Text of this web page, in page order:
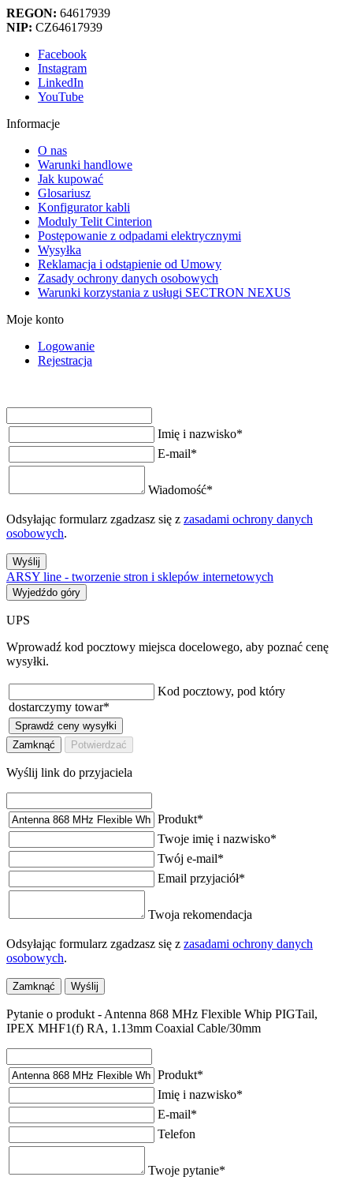
REGON: 64617939
NIP: CZ64617939
Facebook
Instagram
LinkedIn
YouTube
Informacje
O nas
Warunki handlowe
Jak kupować
Glosariusz
Konfigurator kabli
Moduly Telit Cinterion
Postępowanie z odpadami elektrycznymi
Wysyłka
Reklamacja i odstąpienie od Umowy
Zasady ochrony danych osobowych
Warunki korzystania z usługi SECTRON NEXUS
Moje konto
Logowanie
Rejestracja
Imię i nazwisko*
E-mail*
Wiadomość*
Odsyłając formularz zgadzasz się z zasadami ochrony danych
osobowych.
Wyślij
ARSY line - tworzenie stron i sklepów internetowych
Wyjedźdo góry
UPS
Wprowadź kod pocztowy miejsca docelowego, aby poznać cenę
wysyłki.
Kod pocztowy, pod który
dostarczymy towar*
Sprawdź ceny wysyłki
Zamknąć
Potwierdzać
Wyślij link do przyjaciela
Produkt*
Twoje imię i nazwisko*
Twój e-mail*
Email przyjaciół*
Twoja rekomendacja
Odsyłając formularz zgadzasz się z zasadami ochrony danych
osobowych.
Zamknąć Wyślij
Pytanie o produkt - Antenna 868 MHz Flexible Whip PIGTail,
IPEX MHF1(f) RA, 1.13mm Coaxial Cable/30mm
Produkt*
Imię i nazwisko*
E-mail*
Telefon
Twoje pytanie*